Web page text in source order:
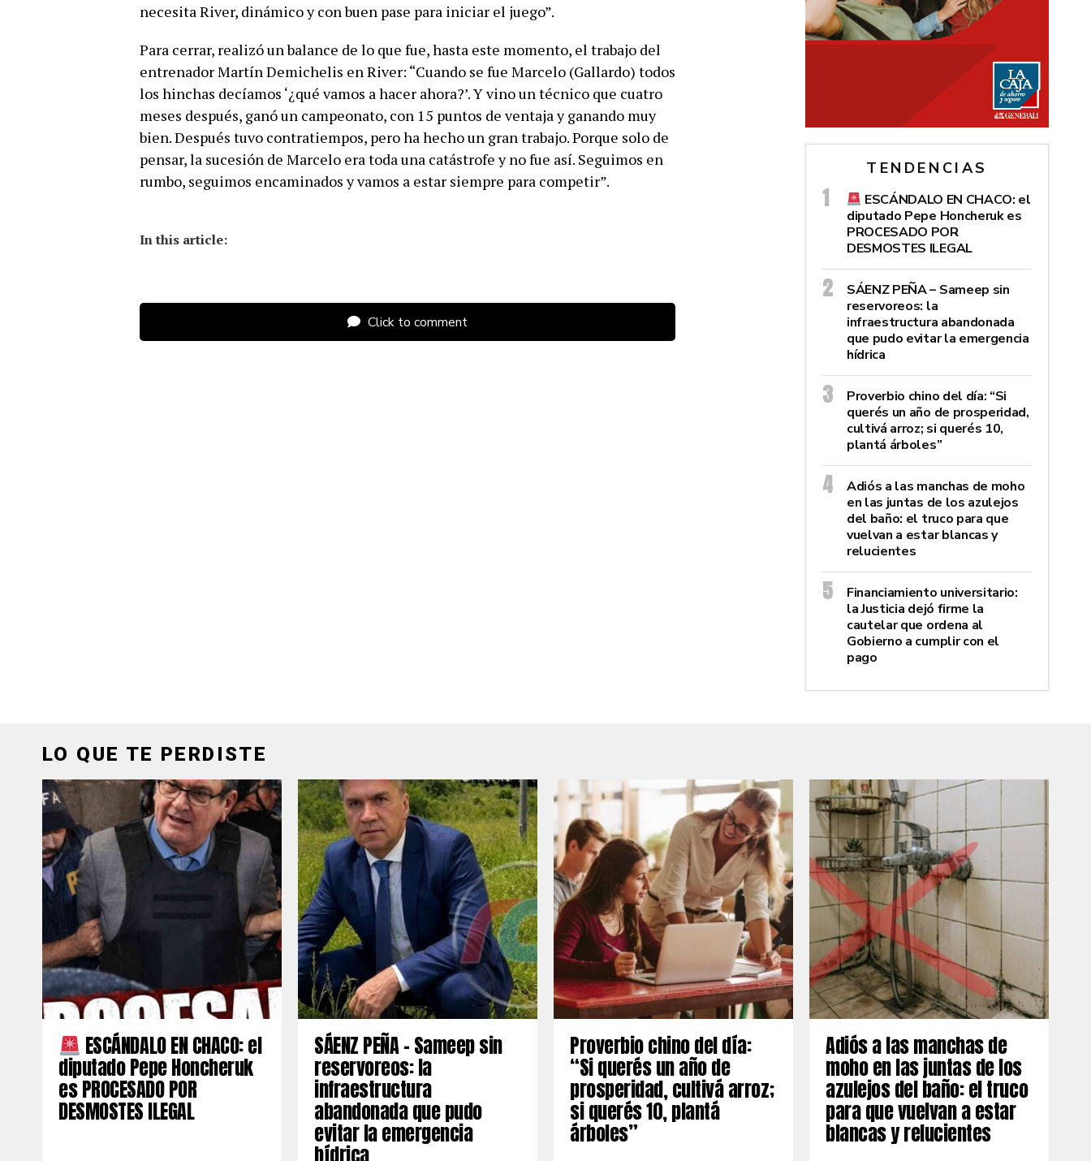
necesita River, dinámico y con buen pase para iniciar el juego”.
Para cerrar, realizó un balance de lo que fue, hasta este momento, el trabajo del
entrenador Martín Demichelis en River: “Cuando se fue Marcelo (Gallardo) todos
los hinchas decíamos ‘¿qué vamos a hacer ahora?’. Y vino un técnico que cuatro
meses después, ganó un campeonato, con 15 puntos de ventaja y ganando muy
bien. Después tuvo contratiempos, pero ha hecho un gran trabajo. Porque solo de
pensar, la sucesión de Marcelo era toda una catástrofe y no fue así. Seguimos en
rumbo, seguimos encaminados y vamos a estar siempre para competir”.
In this article:
Click to comment
TENDENCIAS
ESCÁNDALO EN CHACO: el
diputado Pepe Honcheruk es
PROCESADO POR
DESMOSTES ILEGAL
SÁENZ PEÑA – Sameep sin
reservoreos: la
infraestructura abandonada
que pudo evitar la emergencia
hídrica
Proverbio chino del día: “Si
querés un año de prosperidad,
cultivá arroz; si querés 10,
plantá árboles”
Adiós a las manchas de moho
en las juntas de los azulejos
del baño: el truco para que
vuelvan a estar blancas y
relucientes
Financiamiento universitario:
la Justicia dejó firme la
cautelar que ordena al
Gobierno a cumplir con el
pago
LO QUE TE PERDISTE
ESCÁNDALO EN CHACO: el
diputado Pepe Honcheruk
es PROCESADO POR
DESMOSTES ILEGAL
SÁENZ PEÑA – Sameep sin
reservoreos: la
infraestructura
abandonada que pudo
evitar la emergencia
Proverbio chino del día:
“Si querés un año de
prosperidad, cultivá arroz;
si querés 10, plantá
árboles”
Adiós a las manchas de
moho en las juntas de los
azulejos del baño: el truco
para que vuelvan a estar
blancas y relucientes